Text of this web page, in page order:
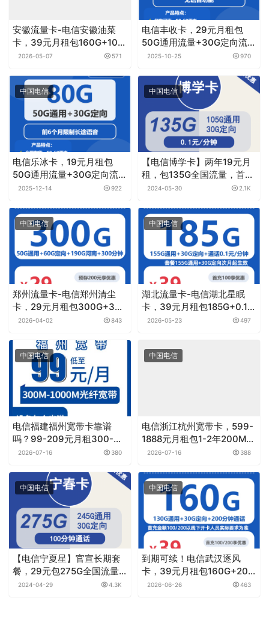
安徽流量卡-电信安徽油菜
卡，39元月租包160G+100
分钟
2026-05-07 571
电信丰收卡，29元月租包
50G通用流量+30G定向流量
+无语音功能
2025-10-25 970
中国电信
电信乐冰卡，19元月租包
50G通用流量+30G定向流量
+无长途功能
2025-12-14 922
中国电信
【电信博学卡】两年19元月
租，包135G全国流量，首月
免月租
2024-05-30 2.1K
中国电信
郑州流量卡-电信郑州清尘
卡，29元月租包300G+300
分钟
2026-04-02 843
中国电信
湖北流量卡-电信湖北星眠
卡，39元月租包185G+0.1元
月租/分钟
2026-05-23 497
中国电信
电信福建福州宽带卡靠谱
吗？99-209元月租300-
1000M30-100G+150-
2026-07-16 380
中国电信
电信浙江杭州宽带卡，599-
1888元月租包1-2年200M-
1000M单宽带优惠套餐
2026-07-16 388
中国电信
【电信宁夏星】官宣长期套
餐，29元包275G全国流量
+100分钟通话，首月免月
2024-04-29 4.3K
中国电信
到期可续！电信武汉逐风
卡，39元月租包160G+200
分钟
2026-06-26 463